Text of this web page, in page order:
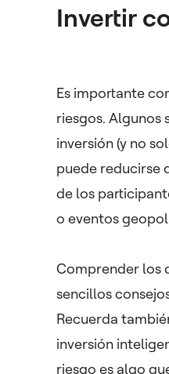
Invertir
Es importante
riesgos. Algunos
inversión (y no
puede reducirse
de los
o eventos
Comprender los
sencillos
Recuerda
inversión
riesgo es algo